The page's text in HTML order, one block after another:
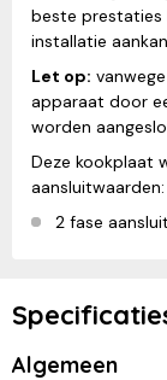
beste prestaties
installatie
Let op:
apparaat door
worden
Deze kookplaat
aansluitwaarden:
2 fase
Algemeen